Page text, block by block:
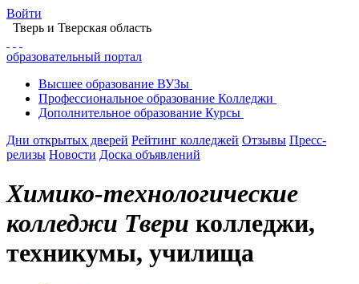
Войти
Тверь и Тверская область
образовательный портал
Высшее образование ВУЗы
Профессиональное образование Колледжи
Дополнительное образование Курсы
Дни открытых дверей Рейтинг колледжей Отзывы Пресс-
релизы Новости Доска объявлений
Химико-технологические
колледжи Твери колледжи,
техникумы, училища